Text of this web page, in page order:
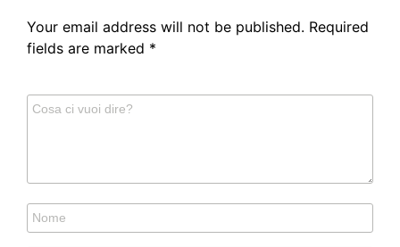
Your email address will not be published. Required
fields are marked *